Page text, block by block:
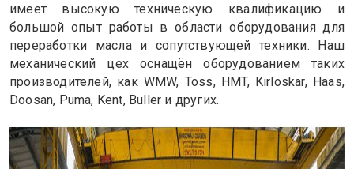
имеет высокую техническую квалификацию и
большой опыт работы в области оборудования для
переработки масла и сопутствующей техники. Наш
механический цех оснащён оборудованием таких
производителей, как WMW, Toss, HMT, Kirloskar, Haas,
Doosan, Puma, Kent, Buller и других.